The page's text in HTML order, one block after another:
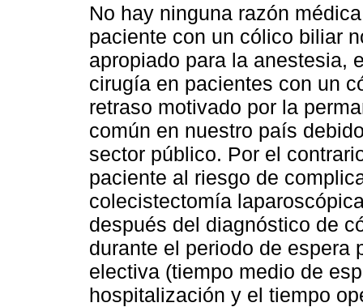
No hay ninguna razón
paciente con un cólico biliar
apropiado para la anestesia,
cirugía en pacientes con un
retraso motivado por la
común en nuestro país
sector público. Por el
paciente al riesgo de
colecistectomía
después del diagnóstico de
durante el periodo de espera
electiva (tiempo medio de
hospitalización y el tiempo